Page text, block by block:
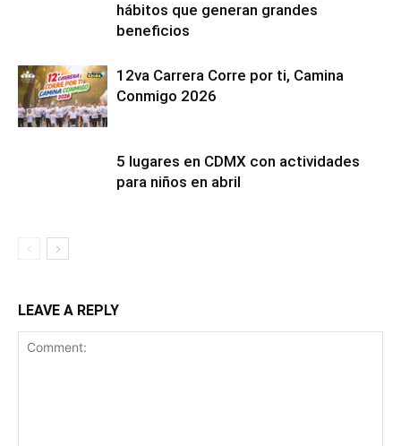
hábitos que generan grandes
beneficios
12va Carrera Corre por ti, Camina
Conmigo 2026
5 lugares en CDMX con actividades
para niños en abril
LEAVE A REPLY